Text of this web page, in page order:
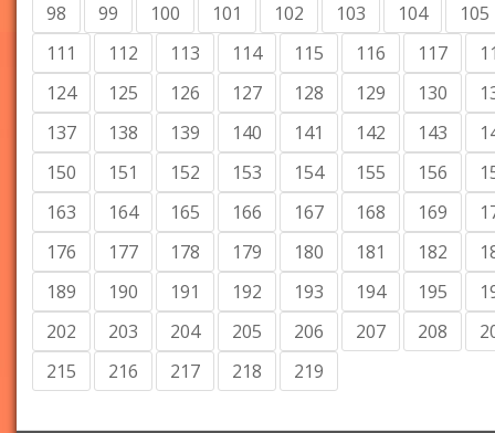
98
99 100 101 102 103 104
105
111
112 113 114 115 116 117
124
125 126 127 128 129 130
137
138 139 140 141 142 143
150
151 152 153 154 155 156
163
164 165 166 167 168 169
176
177 178 179 180 181 182
189
190 191 192 193 194 195
202
203 204 205 206 207 208
215
216 217 218 219